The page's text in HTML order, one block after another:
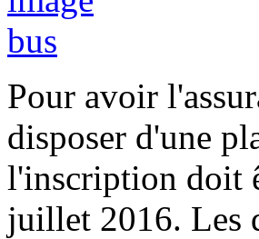
Pour avoir
disposer d'une
l'inscription doit
juillet 2016. Les